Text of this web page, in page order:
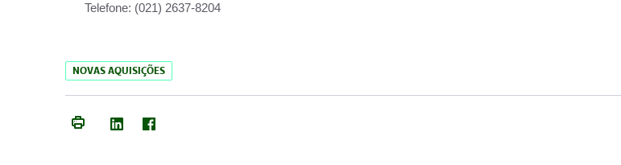
Telefone: (021) 2637-8204
NOVAS AQUISIÇÕES